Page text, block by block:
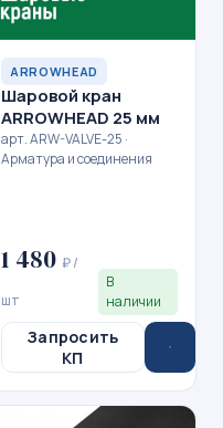
ARROWHEAD
Шаровой кран
ARROWHEAD 25 мм
арт. ARW-VALVE-25 ·
Арматура и соединения
1 480 ₽ /
шт
В
наличии
Запросить
КП